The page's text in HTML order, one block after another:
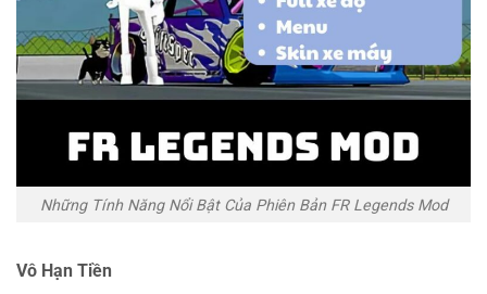
Những Tính Năng Nổi Bật Của Phiên Bản FR Legends Mod
Vô Hạn Tiền